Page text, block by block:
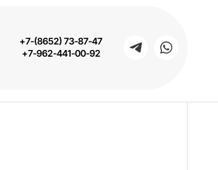
+7-(8652) 73-87-47
+7-962-441-00-92